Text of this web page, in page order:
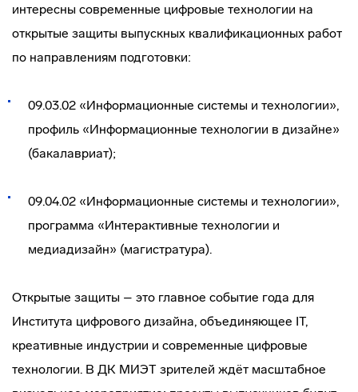
интересны современные цифровые технологии на
открытые защиты выпускных квалификационных работ
по направлениям подготовки:
09.03.02 «Информационные системы и технологии»,
профиль «Информационные технологии в дизайне»
(бакалавриат);
09.04.02 «Информационные системы и технологии»,
программа «Интерактивные технологии и
медиадизайн» (магистратура).
Открытые защиты – это главное событие года для
Института цифрового дизайна, объединяющее IT,
креативные индустрии и современные цифровые
технологии. В ДК МИЭТ зрителей ждёт масштабное